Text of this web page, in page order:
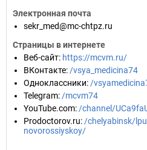
Электронная почта
sekr_med@mc-сhtpz.ru
Страницы в интернете
Веб-сайт: https://mcvm.ru/
ВКонтакте: /vsya_medicina74
Одноклассники: /
Telegram: /mcvm74
YouTube.com: /channel/
Prodoctorov.ru: /chelyabinsk/
novorossiyskoy/